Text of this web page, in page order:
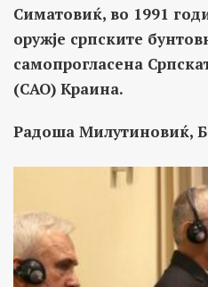
Симатовиќ, во 1991
оружје српските
самопрогласена
(САО) Краина.
Радоша Милутиновиќ,